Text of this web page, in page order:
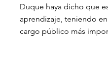
Duque haya dicho que
aprendizaje, teniendo
cargo público más